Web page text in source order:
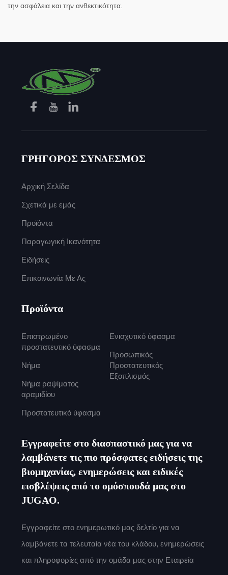
την ασφάλεια και την ανθεκτικότητα.
ΓΡΗΓΟΡΟΣ ΣΥΝΔΕΣΜΟΣ
Αρχική Σελίδα
Σχετικά με εμάς
Προϊόντα
Παραγωγική Ικανότητα
Ειδήσεις
Επικοινωνία Με Ας
Προϊόντα
Επιστρωμένο
προστατευτικό ύφασμα
Νήμα
Νήμα ραψίματος
αραμιδίου
Προστατευτικό ύφασμα
Ενισχυτικό ύφασμα
Προσωπικός
Προστατευτικός
Εξοπλισμός
Εγγραφείτε στο διασπαστικό μας για να
λαμβάνετε τις πιο πρόσφατες ειδήσεις της
βιομηχανίας, ενημερώσεις και ειδικές
εισβλέψεις από το ομόσπουδά μας στο
JUGAO.
Εγγραφείτε στο ενημερωτικό μας δελτίο για να
λαμβάνετε τα τελευταία νέα του κλάδου, ενημερώσεις
και πληροφορίες από την ομάδα μας στην Εταιρεία